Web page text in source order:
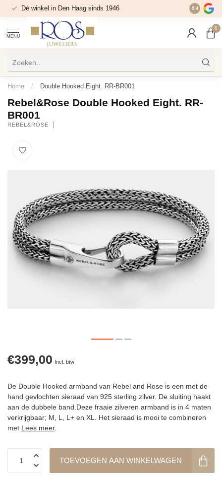
Dé winkel in Den Haag sinds 1946 9.4
MENU
0
Home / Double Hooked Eight. RR-BR001
Rebel&Rose Double Hooked Eight. RR-
BR001
REBEL&ROSE
€399,00 Incl. btw
De Double Hooked armband van Rebel and Rose is een met de
hand gevlochten sieraad van 925 sterling zilver. De sluiting haakt
aan de dubbele band.Deze fraaie zilveren armband is in 4 maten
verkrijgbaar; M, L, L+ en XL. Het sieraad is mooi te combineren
met Lees meer.
TOEVOEGEN AAN WINKELWAGEN